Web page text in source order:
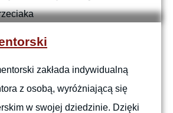
zakłada indywidualną
z osobą, wyróżniającą się
w swojej dziedzinie. Dzięki